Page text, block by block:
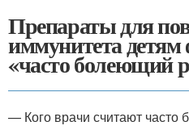
Препараты для
иммунитета
«часто болеющий
— Кого врачи считают